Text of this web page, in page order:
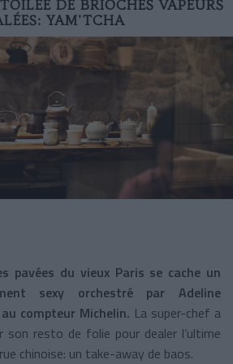
DE BRIOCHES VAPEURS
YAM'TCHA
pavées du vieux Paris se cache un
sexy orchestré par Adeline
compteur Michelin. La super-chef a
son resto de folie pour dealer l’ultime
chinoise: un take-away de baos.